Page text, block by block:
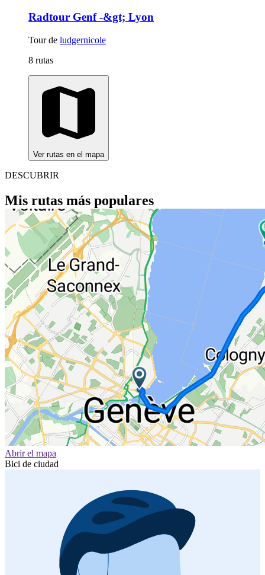
Radtour Genf -&gt; Lyon
Tour de ludgernicole
8 rutas
Ver rutas en el mapa
DESCUBRIR
Mis rutas más populares
Abrir el mapa
Bici de ciudad